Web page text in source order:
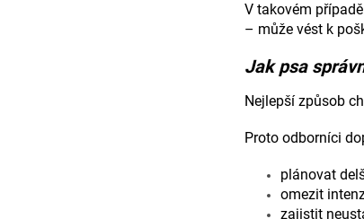
V takovém
– může vést k
Jak psa
Nejlepší způsob
Proto odborníci
plánovat
omezit
zajistit